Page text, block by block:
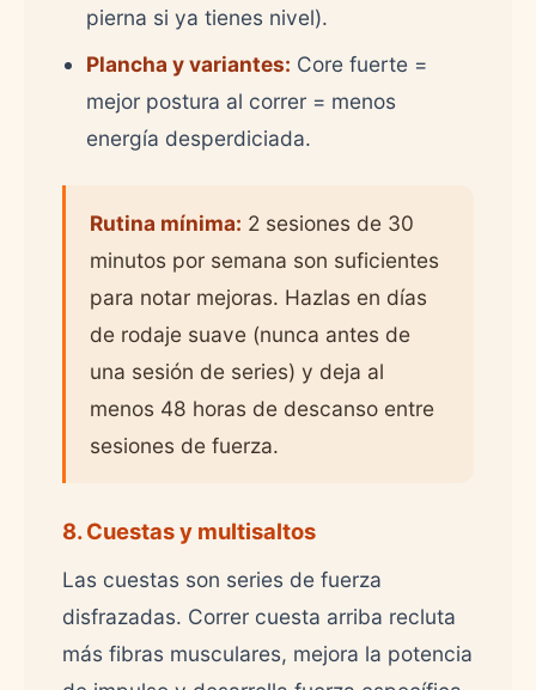
pierna si ya tienes nivel).
Plancha y variantes: Core fuerte =
mejor postura al correr = menos
energía desperdiciada.
Rutina mínima: 2 sesiones de 30
minutos por semana son suficientes
para notar mejoras. Hazlas en días
de rodaje suave (nunca antes de
una sesión de series) y deja al
menos 48 horas de descanso entre
sesiones de fuerza.
8. Cuestas y multisaltos
Las cuestas son series de fuerza
disfrazadas. Correr cuesta arriba recluta
más fibras musculares, mejora la potencia